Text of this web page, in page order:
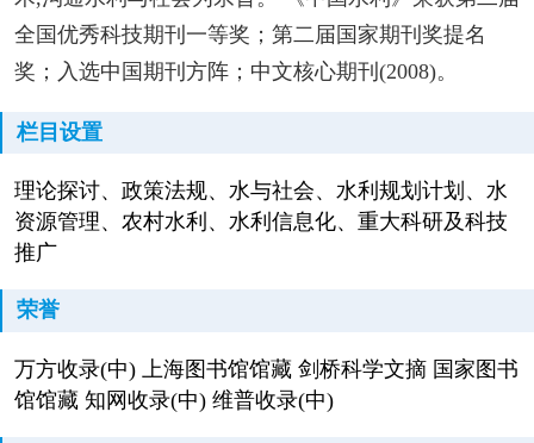
全国优秀科技期刊一等奖；第二届国家期刊奖提名
奖；入选中国期刊方阵；中文核心期刊(2008)。
栏目设置
理论探讨、政策法规、水与社会、水利规划计划、水
资源管理、农村水利、水利信息化、重大科研及科技
推广
荣誉
万方收录(中) 上海图书馆馆藏 剑桥科学文摘 国家图书
馆馆藏 知网收录(中) 维普收录(中)